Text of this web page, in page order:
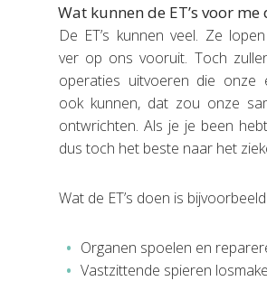
Wat kunnen de ET’s voor me
De ET’s kunnen veel. Ze
ver op ons vooruit. Toch
operaties uitvoeren die onze
ook kunnen, dat zou onze
ontwrichten. Als je je been
dus toch het beste naar het
Wat de ET’s doen is bijvoorbeeld:
Organen spoelen en
Vastzittende spieren